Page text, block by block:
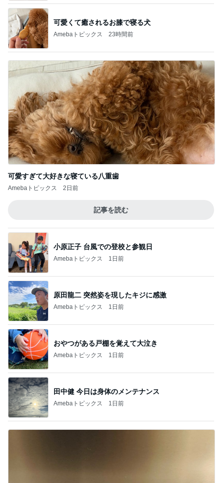
可愛くて癒されるお膝で寝る犬
Amebaトピックス 23時間前
可愛すぎて大好きな寝ている八重歯
Amebaトピックス 2日前
記事を読む
小原正子 台風での登校と参観日
Amebaトピックス 1日前
原田龍二 突然姿を現したキジに感激
Amebaトピックス 1日前
おやつがある戸棚を覚えて大泣き
Amebaトピックス 1日前
田中健 今日は身体のメンテナンス
Amebaトピックス 1日前